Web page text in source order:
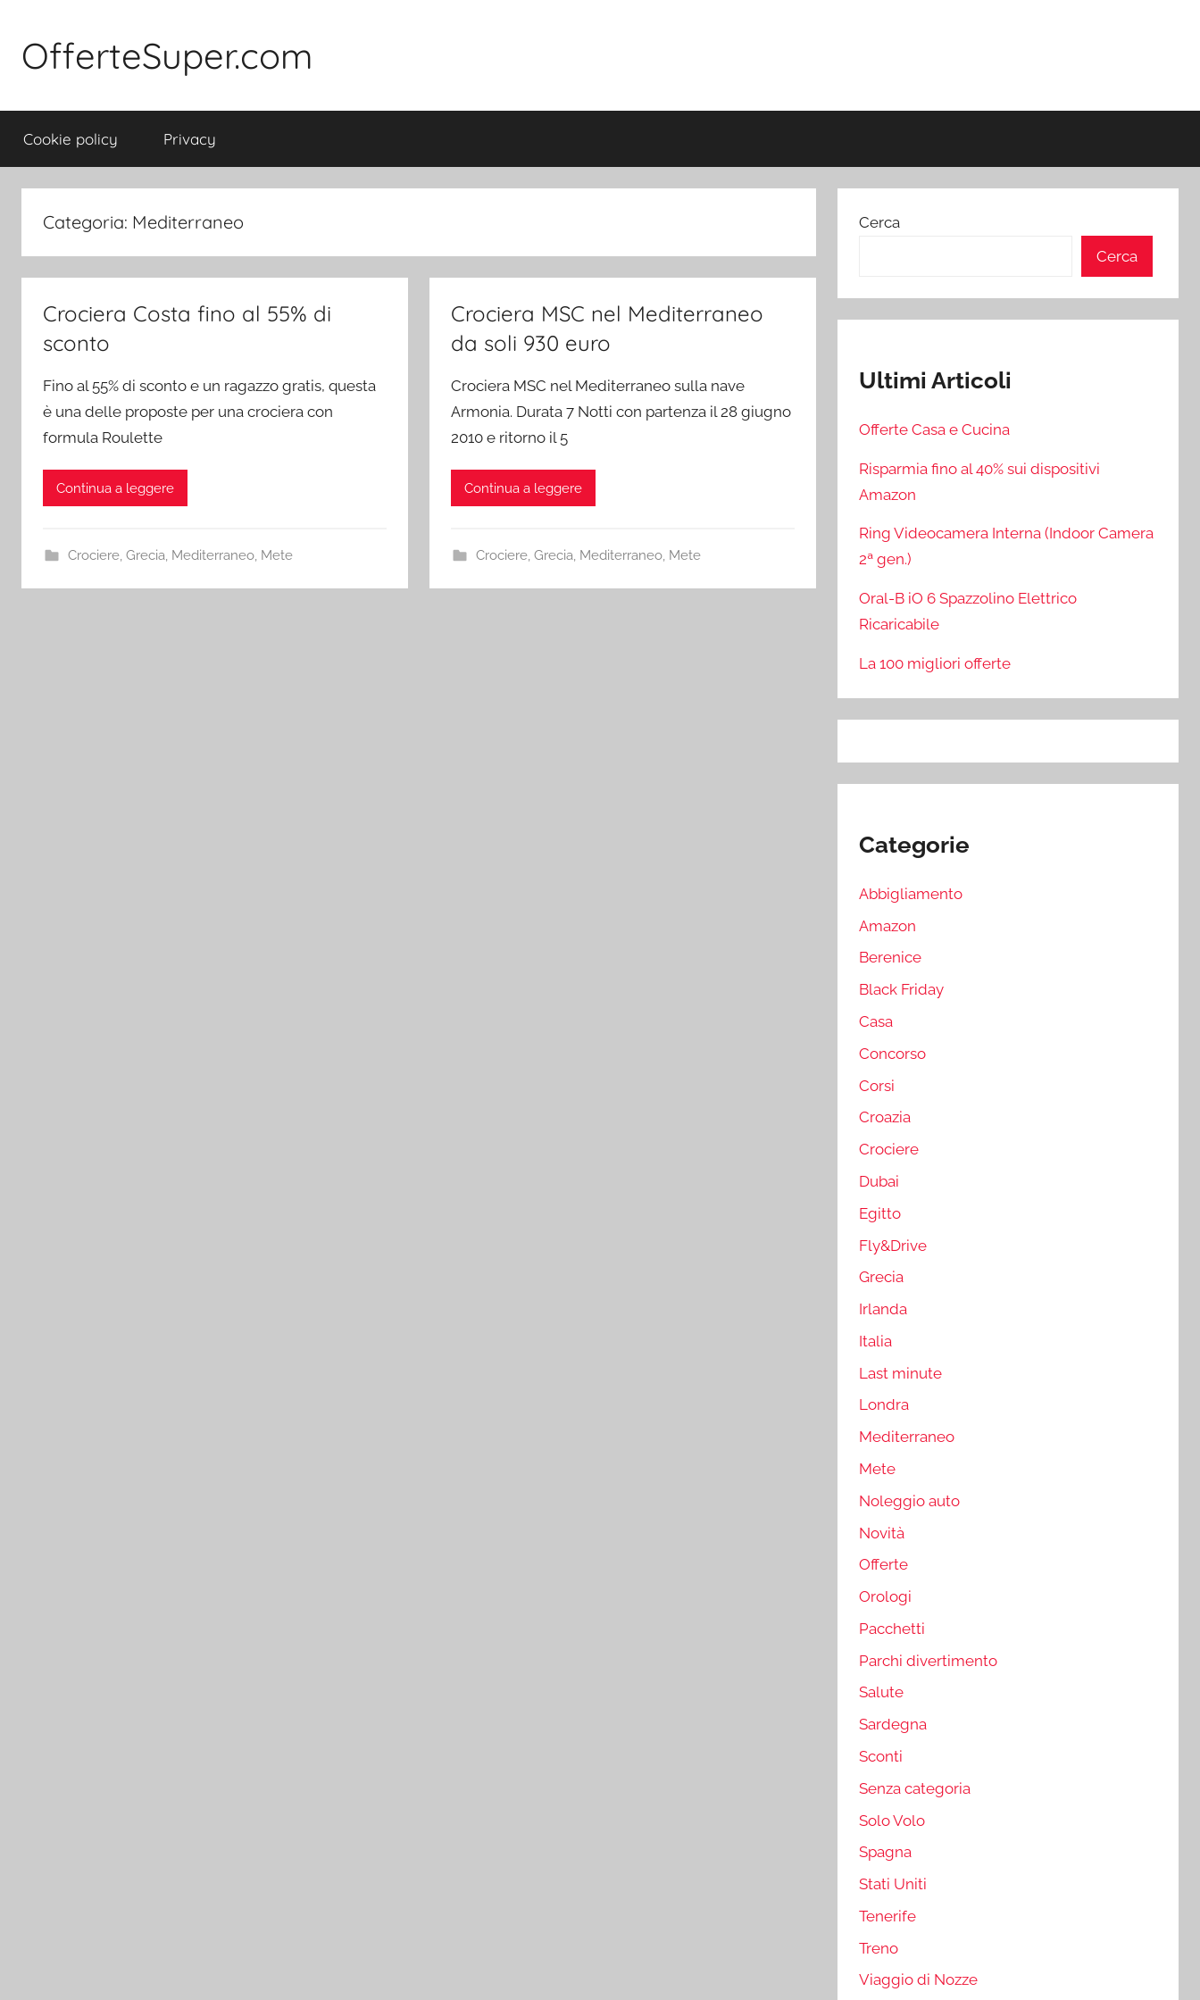
contenuto
OfferteSuper.com
Cookie policy Privacy
Categoria: Mediterraneo
Crociera Costa fino al 55% di
sconto
Fino al 55% di sconto e un ragazzo gratis, questa
è una delle proposte per una crociera con
formula Roulette
Continua a leggere
Crociere, Grecia, Mediterraneo, Mete
Crociera MSC nel Mediterraneo
da soli 930 euro
Crociera MSC nel Mediterraneo sulla nave
Armonia. Durata 7 Notti con partenza il 28 giugno
2010 e ritorno il 5
Continua a leggere
Crociere, Grecia, Mediterraneo, Mete
Cerca
Cerca
Ultimi Articoli
Offerte Casa e Cucina
Risparmia fino al 40% sui dispositivi
Amazon
Ring Videocamera Interna (Indoor Camera
2ª gen.)
Oral-B iO 6 Spazzolino Elettrico
Ricaricabile
La 100 migliori offerte
Categorie
Abbigliamento
Amazon
Berenice
Black Friday
Casa
Concorso
Corsi
Croazia
Crociere
Dubai
Egitto
Fly&Drive
Grecia
Irlanda
Italia
Last minute
Londra
Mediterraneo
Mete
Noleggio auto
Novità
Offerte
Orologi
Pacchetti
Parchi divertimento
Salute
Sardegna
Sconti
Senza categoria
Solo Volo
Spagna
Stati Uniti
Tenerife
Treno
Viaggio di Nozze